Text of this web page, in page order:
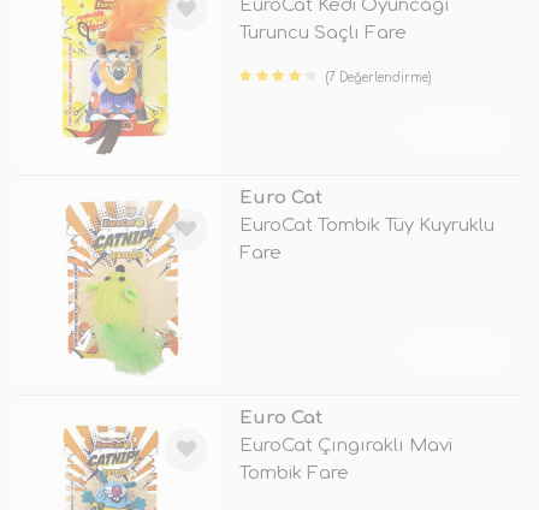
EuroCat Kedi Oyuncağı
Turuncu Saçlı Fare
(7 Değerlendirme)
Euro Cat
EuroCat Tombik Tüy Kuyruklu
Fare
Euro Cat
EuroCat Çıngıraklı Mavi
Tombik Fare